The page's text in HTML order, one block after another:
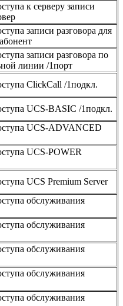
к серверу записи
записи разговора для
записи разговора по
линии /1порт
ClickCall /1подкл.
UCS-BASIC /1подкл.
UCS-ADVANCED
UCS-POWER
UCS Premium Server
обслуживания
обслуживания
обслуживания
обслуживания
обслуживания